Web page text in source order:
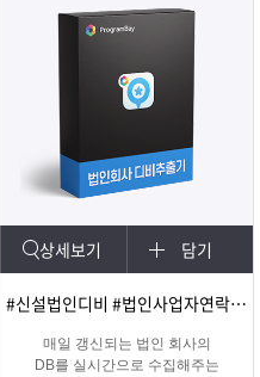
상세보기 담기
#신설법인디비 #법인사업자연락처 #신규법인
매일 갱신되는 법인 회사의
DB를 실시간으로 수집해주는